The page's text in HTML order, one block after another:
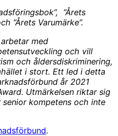
”Årets
”Årets Varumärke”.
med
och vill
och åldersdiskriminering,
i stort. Ett led i detta
år 2021
Utmärkelsen riktar sig
kompetens och inte
.